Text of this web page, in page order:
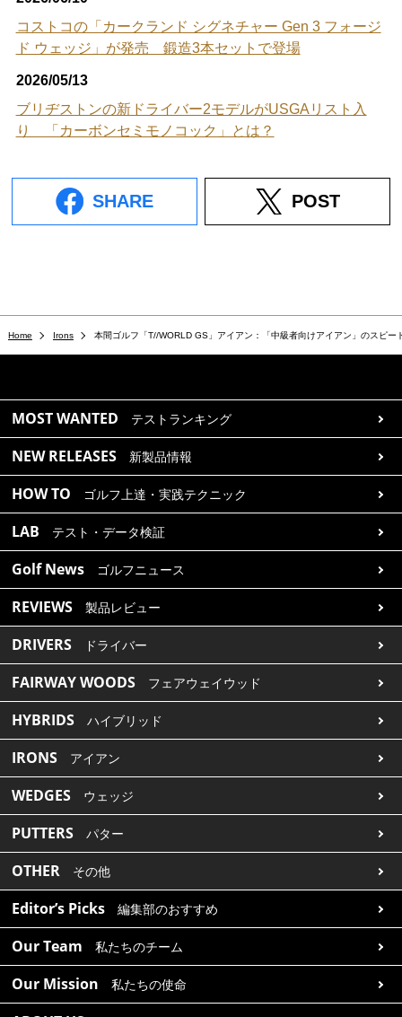
コストコの「カークランド シグネチャー Gen 3 フォージ
ド ウェッジ」が発売 鍛造3本セットで登場
2026/05/13
ブリヂストンの新ドライバー2モデルがUSGAリスト入
り 「カーボンセミモノコック」とは？
SHARE POST
Home Irons 本間ゴルフ「T//WORLD GS」アイアン：「中級者向けアイアン」のスピー
MOST WANTED テストランキング
NEW RELEASES 新製品情報
HOW TO ゴルフ上達・実践テクニック
LAB テスト・データ検証
Golf News ゴルフニュース
REVIEWS 製品レビュー
DRIVERS ドライバー
FAIRWAY WOODS フェアウェイウッド
HYBRIDS ハイブリッド
IRONS アイアン
WEDGES ウェッジ
PUTTERS パター
OTHER その他
Editor’s Picks 編集部のおすすめ
Our Team 私たちのチーム
Our Mission 私たちの使命